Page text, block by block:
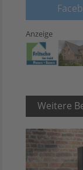
Anzeige
Weitere